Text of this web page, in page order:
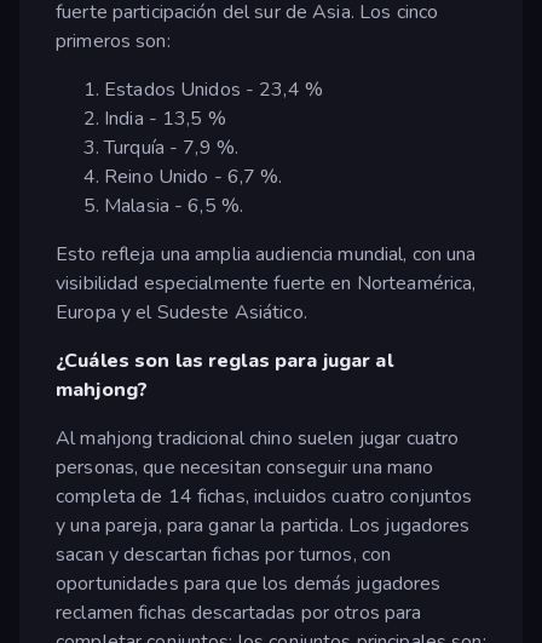
fuerte participación del sur de Asia. Los cinco
primeros son:
Estados Unidos - 23,4 %
India - 13,5 %
Turquía - 7,9 %.
Reino Unido - 6,7 %.
Malasia - 6,5 %.
Esto refleja una amplia audiencia mundial, con una
visibilidad especialmente fuerte en Norteamérica,
Europa y el Sudeste Asiático.
¿Cuáles son las reglas para jugar al
mahjong?
Al mahjong tradicional chino suelen jugar cuatro
personas, que necesitan conseguir una mano
completa de 14 fichas, incluidos cuatro conjuntos
y una pareja, para ganar la partida. Los jugadores
sacan y descartan fichas por turnos, con
oportunidades para que los demás jugadores
reclamen fichas descartadas por otros para